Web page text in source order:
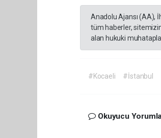
Anadolu Ajansı (AA),
tüm haberler,
alan hukuki
#Kocaeli #İstanbul
Okuyucu